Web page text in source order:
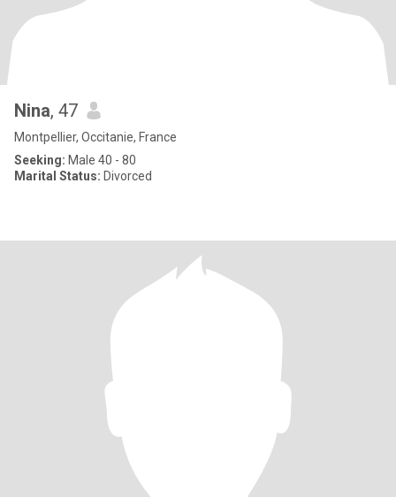
Nina, 47
Montpellier, Occitanie, France
Seeking: Male 40 - 80
Marital Status: Divorced